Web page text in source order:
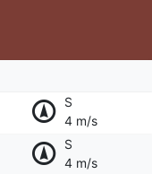
S
4 m/s
S
4 m/s